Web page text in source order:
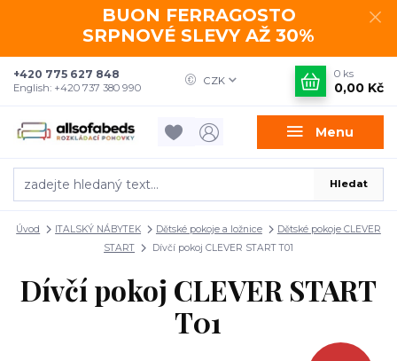
BUON FERRAGOSTO
SRPNOVÉ SLEVY AŽ 30%
Menu
CZK
Hledat
+420 775 627 848
English: +420 737 380 990
0 ks
0,00 Kč
Úvod ITALSKÝ NÁBYTEK Dětské pokoje a ložnice
Dětské pokoje CLEVER
START
Dívčí pokoj CLEVER START T01
Dívčí pokoj CLEVER START
T01